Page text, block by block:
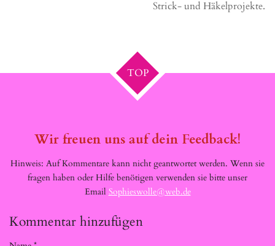
Strick- und Häkelprojekte.
TOP
Wir freuen uns auf dein Feedback!
Hinweis: Auf Kommentare kann nicht geantwortet werden. Wenn sie
fragen haben oder Hilfe benötigen verwenden sie bitte unser
Email Sophieswolle@web.de
Kommentar hinzufügen